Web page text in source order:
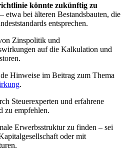
könnte zukünftig zu
– etwa bei älteren Bestandsbauten, die
entsprechen.
Zinspolitik und
auf die Kalkulation und
Hinweise im Beitrag zum Thema
.
Steuerexperten und erfahrene
zu empfehlen.
Erwerbsstruktur zu finden – sei
oder mit